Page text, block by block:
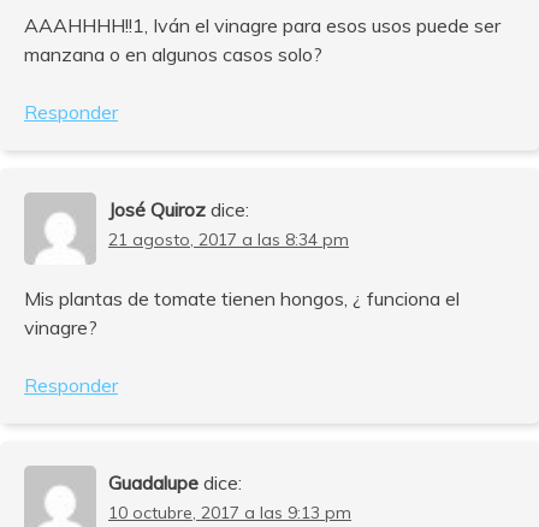
AAAHHHH!!1, Iván el vinagre para esos usos puede ser
manzana o en algunos casos solo?
Responder
José Quiroz dice:
21 agosto, 2017 a las 8:34 pm
Mis plantas de tomate tienen hongos, ¿ funciona el
vinagre?
Responder
Guadalupe dice:
10 octubre, 2017 a las 9:13 pm